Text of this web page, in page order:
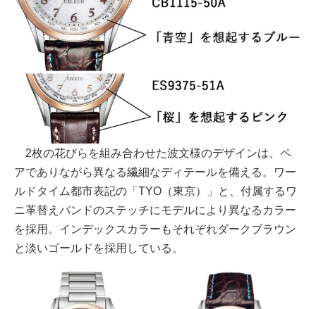
2枚の花びらを組み合わせた波文様のデザインは、ペ
アでありながら異なる繊細なディテールを備える。ワー
ルドタイム都市表記の「TYO（東京）」と、付属するワ
ニ革替えバンドのステッチにモデルにより異なるカラー
を採用。インデックスカラーもそれぞれダークブラウン
と淡いゴールドを採用している。